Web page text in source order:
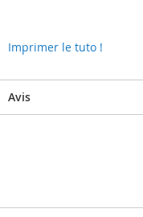
Imprimer le tuto !
Avis